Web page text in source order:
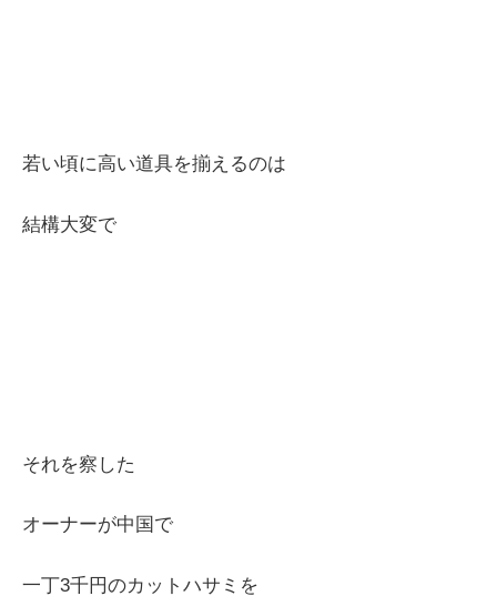
若い頃に高い道具を揃えるのは
結構大変で
それを察した
オーナーが中国で
一丁3千円のカットハサミを